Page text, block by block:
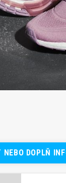
DOPLŇ